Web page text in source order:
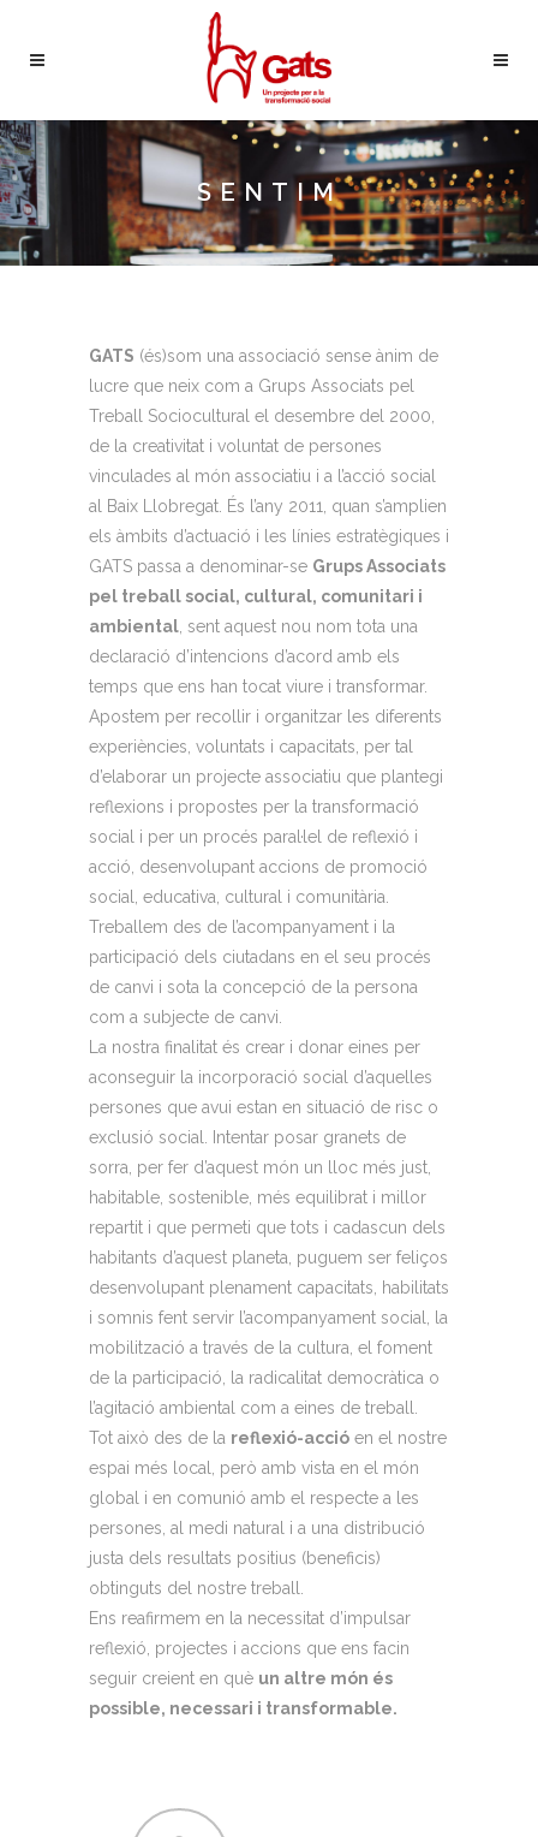
SENTIM
GATS (és)som una associació sense ànim de
lucre que neix com a Grups Associats pel
Treball Sociocultural el desembre del 2000,
de la creativitat i voluntat de persones
vinculades al món associatiu i a l’acció social
al Baix Llobregat. És l’any 2011, quan s’amplien
els àmbits d’actuació i les línies estratègiques i
GATS passa a denominar-se Grups Associats
pel treball social, cultural, comunitari i
ambiental, sent aquest nou nom tota una
declaració d’intencions d’acord amb els
temps que ens han tocat viure i transformar.
Apostem per recollir i organitzar les diferents
experiències, voluntats i capacitats, per tal
d’elaborar un projecte associatiu que plantegi
reflexions i propostes per la transformació
social i per un procés paral·lel de reflexió i
acció, desenvolupant accions de promoció
social, educativa, cultural i comunitària.
Treballem des de l’acompanyament i la
participació dels ciutadans en el seu procés
de canvi i sota la concepció de la persona
com a subjecte de canvi.
La nostra finalitat és crear i donar eines per
aconseguir la incorporació social d’aquelles
persones que avui estan en situació de risc o
exclusió social. Intentar posar granets de
sorra, per fer d’aquest món un lloc més just,
habitable, sostenible, més equilibrat i millor
repartit i que permeti que tots i cadascun dels
habitants d’aquest planeta, puguem ser feliços
desenvolupant plenament capacitats, habilitats
i somnis fent servir l’acompanyament social, la
mobilització a través de la cultura, el foment
de la participació, la radicalitat democràtica o
l’agitació ambiental com a eines de treball.
Tot això des de la reflexió-acció en el nostre
espai més local, però amb vista en el món
global i en comunió amb el respecte a les
persones, al medi natural i a una distribució
justa dels resultats positius (beneficis)
obtinguts del nostre treball.
Ens reafirmem en la necessitat d’impulsar
reflexió, projectes i accions que ens facin
seguir creient en què un altre món és
possible, necessari i transformable.